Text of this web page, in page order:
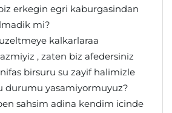
erkegin egri kaburgasindan
mi?
kalkarlaraa
, zaten biz afedersiniz
birsuru su zayif halimizle
durumu yasamiyormuyuz?
sahsim adina kendim icinde